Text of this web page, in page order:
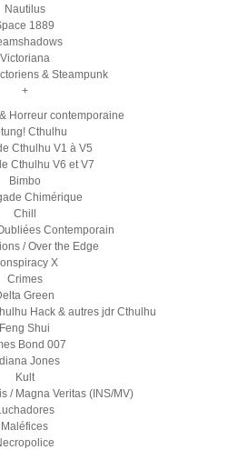
Nautilus
1889
Victoriana
& Steampunk
+
Horreur contemporaine
Cthulhu
Cthulhu V1 à V5
Cthulhu V6 et V7
Bimbo
Chimérique
Chill
Contemporain
/ Over the Edge
X
Crimes
Green
Hack & autres jdr Cthulhu
Feng Shui
Bond 007
Jones
Kult
/ Magna Veritas (INS/MV)
Maléfices